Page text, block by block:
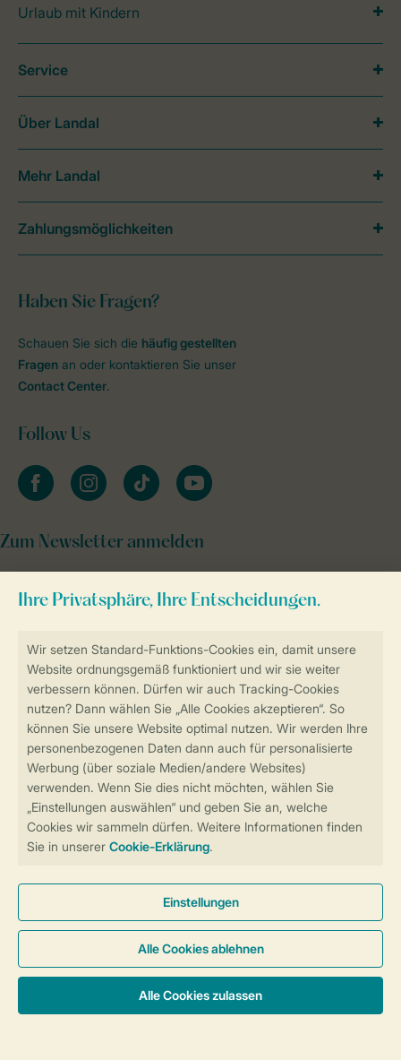
Sicherstellung Deiner Privatsphäre
Sicher und schnell zur Online-Buchung
Sichere Datenübertragung
Sicheres Bezahlen
Urlaub mit Kindern
Haben Sie Fragen?
Schauen Sie sich die häufig gestellten
Fragen an oder kontaktieren Sie unser
Contact Center.
Follow Us
facebookinstagramtiktok youtube
Zum Newsletter anmelden
Service
Über Landal
Mehr Landal
Zahlungsmöglichkeiten
Cookies und Banner
Barrierefreiheit
© 2026 Landal GreenParks GmbH